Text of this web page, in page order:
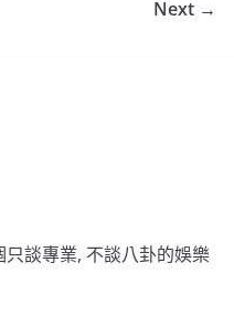
Next →
談專業, 不談八卦的娛樂